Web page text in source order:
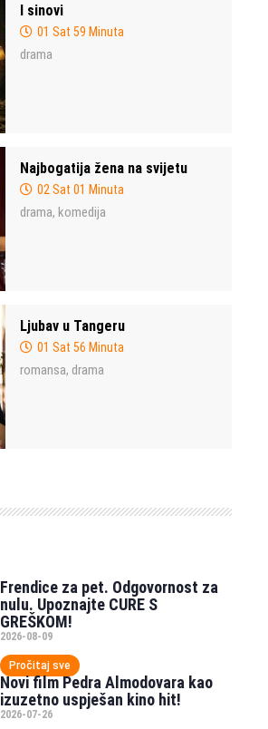
I sinovi
01 Sat 59 Minuta
drama
Najbogatija žena na svijetu
02 Sat 01 Minuta
drama, komedija
Ljubav u Tangeru
01 Sat 56 Minuta
romansa, drama
Frendice za pet. Odgovornost za
nulu. Upoznajte CURE S
GREŠKOM!
2026-08-09
Pročitaj sve
Novi film Pedra Almodovara kao
izuzetno uspješan kino hit!
2026-07-26